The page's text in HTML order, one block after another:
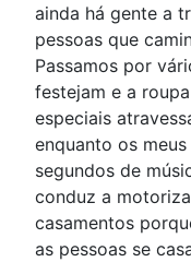
ainda há gente a
pessoas que
Passamos por
festejam e a
especiais
enquanto os
segundos de
conduz a
casamentos
as pessoas se